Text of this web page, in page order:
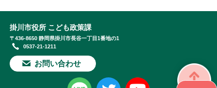
掛川市役所 こども政策課
〒436-8650 静岡県掛川市長谷一丁目1番地の1
0537-21-1211
お問い合わせ